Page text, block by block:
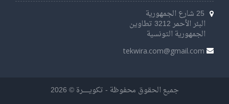
25 شارع الجمهورية
البئر الأحمر 3212 تطاوين
الجمهورية التونسية
tekwira.com@gmail.com
جميع الحقوق محفوظة - تكويــــــرة © 2026